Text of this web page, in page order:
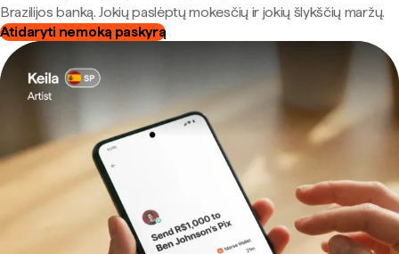
Brazilijos banką. Jokių paslėptų mokesčių ir jokių šlykščių maržų.
Atidaryti nemoką paskyrą